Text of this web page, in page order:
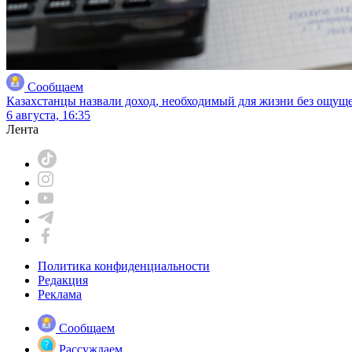
Сообщаем
Казахстанцы назвали доход, необходимый для жизни без
6 августа, 16:35
Лента
Политика конфиденциальности
Редакция
Реклама
Сообщаем
Рассуждаем